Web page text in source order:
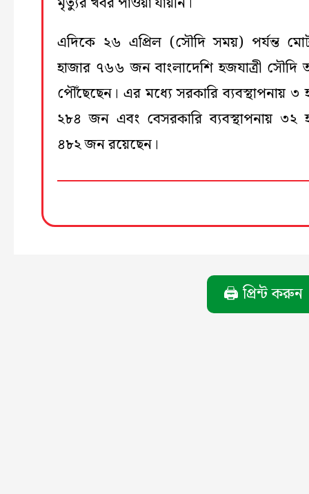
এদিকে ২৬ এপ্রিল (সৌদি সময়) পর্যন্ত
হাজার ৭৬৬ জন বাংলাদেশি হজযাত্রী সৌদি
পৌঁছেছেন। এর মধ্যে সরকারি ব্যবস্থাপনায় ৩
২৮৪ জন এবং বেসরকারি ব্যবস্থাপনায় ৩২
৪৮২ জন রয়েছেন।
🖨️ প্রিন্ট করুন